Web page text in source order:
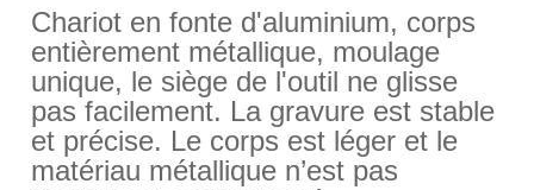
Chariot en fonte d'aluminium, corps
entièrement métallique, moulage
unique, le siège de l'outil ne glisse
pas facilement. La gravure est stable
et précise. Le corps est léger et le
matériau métallique n’est pas